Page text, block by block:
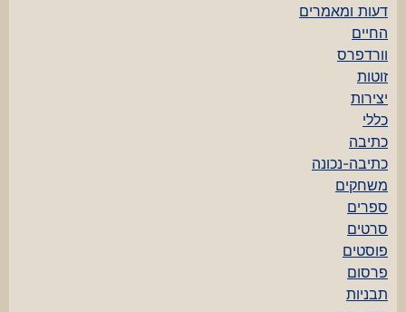
דעות ומאמרים
החיים
וורדפרס
זוטות
יצירות
כללי
כתיבה
כתיבה-נכונה
משחקים
ספרים
סרטים
פוסטים
פרסום
תבניות